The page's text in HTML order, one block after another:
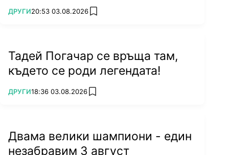
ПОВЕЧЕ ОТ
ДРУГИ20:53 03.08.2026 add favorites
Тадей Погачар се връща там,
където се роди легендата!
ПОВЕЧЕ ОТ
ДРУГИ18:36 03.08.2026 add favorites
Двама велики шампиони - един
незабравим 3 август